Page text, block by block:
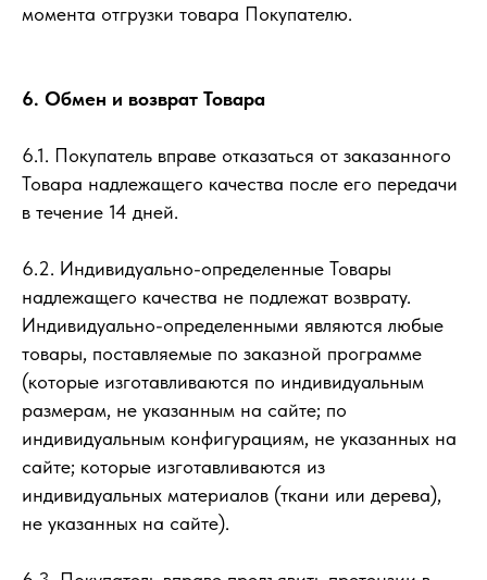
момента отгрузки товара Покупателю.
6. Обмен и возврат Товара
6.1. Покупатель вправе отказаться от заказанного
Товара надлежащего качества после его передачи
в течение 14 дней.
6.2. Индивидуально-определенные Товары
надлежащего качества не подлежат возврату.
Индивидуально-определенными являются любые
товары, поставляемые по заказной программе
(которые изготавливаются по индивидуальным
размерам, не указанным на сайте; по
индивидуальным конфигурациям, не указанных на
сайте; которые изготавливаются из
индивидуальных материалов (ткани или дерева),
не указанных на сайте).